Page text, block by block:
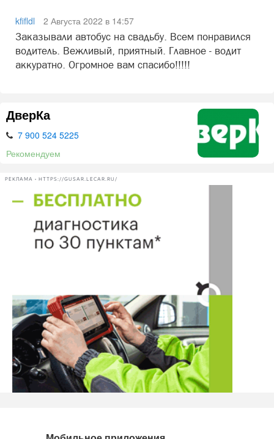
kfifldl
2 Августа 2022 в 14:57
Заказывали автобус на свадьбу. Всем понравился
водитель. Вежливый, приятный. Главное - водит
аккуратно. Огромное вам спасибо!!!!!
ДверКа
7 900 524 5225
Рекомендуем
РЕКЛАМА • HTTPS://GUSAR.LECAR.RU/